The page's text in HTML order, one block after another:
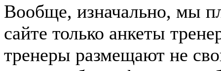
Вообще, изначально, мы
сайте только анкеты
тренеры размещают не